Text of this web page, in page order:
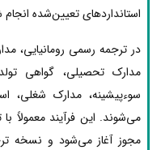
استانداردهای تعیین‌شده
در ترجمه رسمی رومانیایی،
مدارک تحصیلی، گواهی
سوءپیشینه، مدارک شغلی،
می‌شوند. این فرآیند معمولاً
مجوز آغاز می‌شود و نسخه